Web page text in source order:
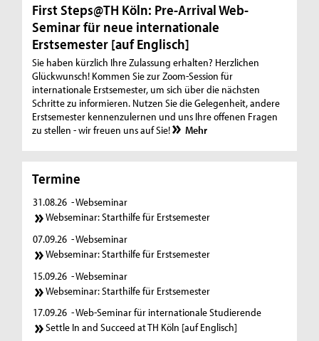
First Steps@TH Köln: Pre-Arrival Web-
Seminar für neue internationale
Erstsemester [auf Englisch]
Sie haben kürzlich Ihre Zulassung erhalten? Herzlichen
Glückwunsch! Kommen Sie zur Zoom-Session für
internationale Erstsemester, um sich über die nächsten
Schritte zu informieren. Nutzen Sie die Gelegenheit, andere
Erstsemester kennenzulernen und uns Ihre offenen Fragen
zu stellen - wir freuen uns auf Sie!
Mehr
Termine
31.08.26 - Webseminar
Webseminar: Starthilfe für Erstsemester
07.09.26 - Webseminar
Webseminar: Starthilfe für Erstsemester
15.09.26 - Webseminar
Webseminar: Starthilfe für Erstsemester
17.09.26 - Web-Seminar für internationale Studierende
Settle In and Succeed at TH Köln [auf Englisch]